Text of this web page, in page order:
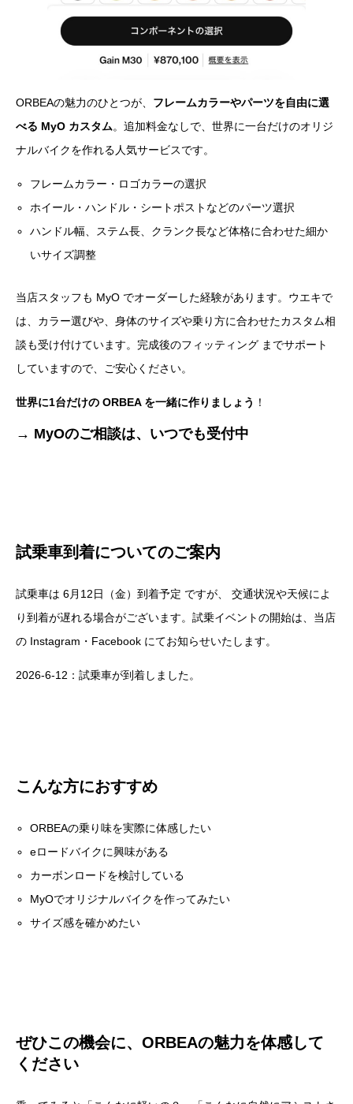
ORBEAの魅力のひとつが、 フレームカラーやパーツを自由に選
べる MyO カスタム。追加料金なしで、世界に一台だけのオリジ
ナルバイクを作れる人気サービスです。
フレームカラー・ロゴカラーの選択
ホイール・ハンドル・シートポストなどのパーツ選択
ハンドル幅、ステム長、クランク長など体格に合わせた細か
いサイズ調整
当店スタッフも MyO でオーダーした経験があります。ウエキで
は、カラー選びや、身体のサイズや乗り方に合わせたカスタム相
談も受け付けています。完成後のフィッティング までサポート
していますので、ご安心ください。
世界に1台だけの ORBEA を一緒に作りましょう ！
→ MyOのご相談は、いつでも受付中
試乗車到着についてのご案内
試乗車は 6月12日（金）到着予定 ですが、 交通状況や天候によ
り到着が遅れる場合がございます。試乗イベントの開始は、当店
の Instagram・Facebook にてお知らせいたします。
2026-6-12：試乗車が到着しました。
こんな方におすすめ
ORBEAの乗り味を実際に体感したい
eロードバイクに興味がある
カーボンロードを検討している
MyOでオリジナルバイクを作ってみたい
サイズ感を確かめたい
ぜひこの機会に、ORBEAの魅力を体感して
ください